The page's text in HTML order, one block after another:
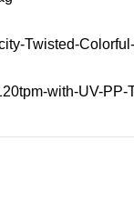
Twisted-
with-UV-PP-